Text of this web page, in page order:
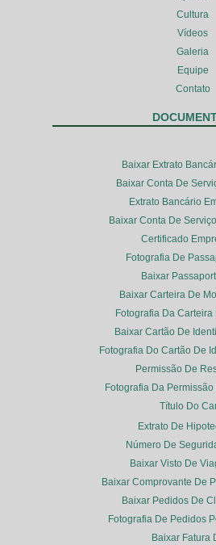
Cultura
Vídeos
Galeria
Equipe
Contato
Baixar Extrato
Baixar Conta De
Extrato Bancário
Baixar Conta De
Certificado
Fotografia De
Baixar
Baixar Carteira De
Fotografia Da Carteira
Baixar Cartão De
Fotografia Do Cartão De
Permissão De
Fotografia Da
Título Do
Extrato De
Número De
Baixar Visto De
Baixar Comprovante De
Baixar Pedidos De
Fotografia De Pedidos
Baixar Fatura